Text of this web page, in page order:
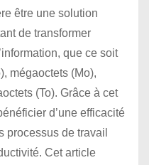
être une solution
de transformer
que ce soit
mégaoctets (Mo),
(To). Grâce à cet
d’une efficacité
processus de travail
Cet article